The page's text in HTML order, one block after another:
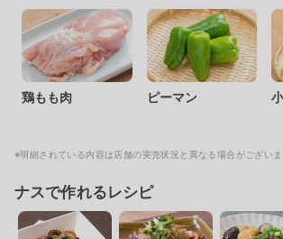
鶏もも肉 ピーマン
※明細されている内容は店舗の実売状況と異なる場合がございま
ナスで作れるレシピ